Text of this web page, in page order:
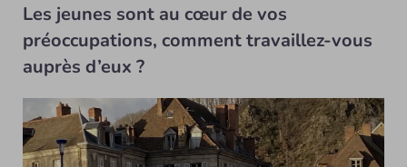
Les jeunes sont au cœur de vos
préoccupations, comment travaillez-vous
auprès d’eux ?